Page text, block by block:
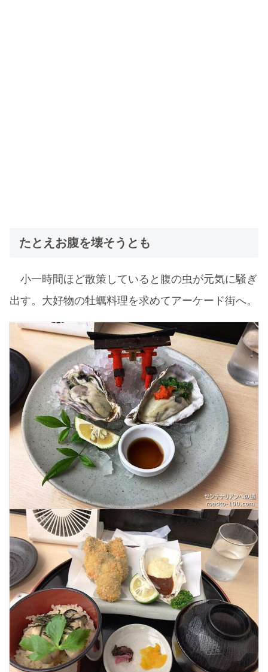
たとえお腹を壊そうとも
小一時間ほど散策していると腹の虫が元気に騒ぎ
出す。大好物の牡蠣料理を求めてアーケード街へ。